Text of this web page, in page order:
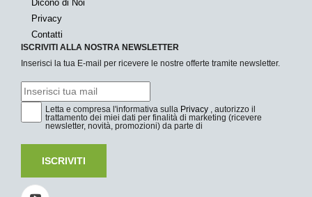
Dicono di Noi
Privacy
Contatti
ISCRIVITI ALLA NOSTRA NEWSLETTER
Inserisci la tua E-mail per ricevere le nostre offerte tramite newsletter.
Letta e compresa l'informativa sulla Privacy , autorizzo il
trattamento dei miei dati per finalità di marketing (ricevere
newsletter, novità, promozioni) da parte di
ISCRIVITI